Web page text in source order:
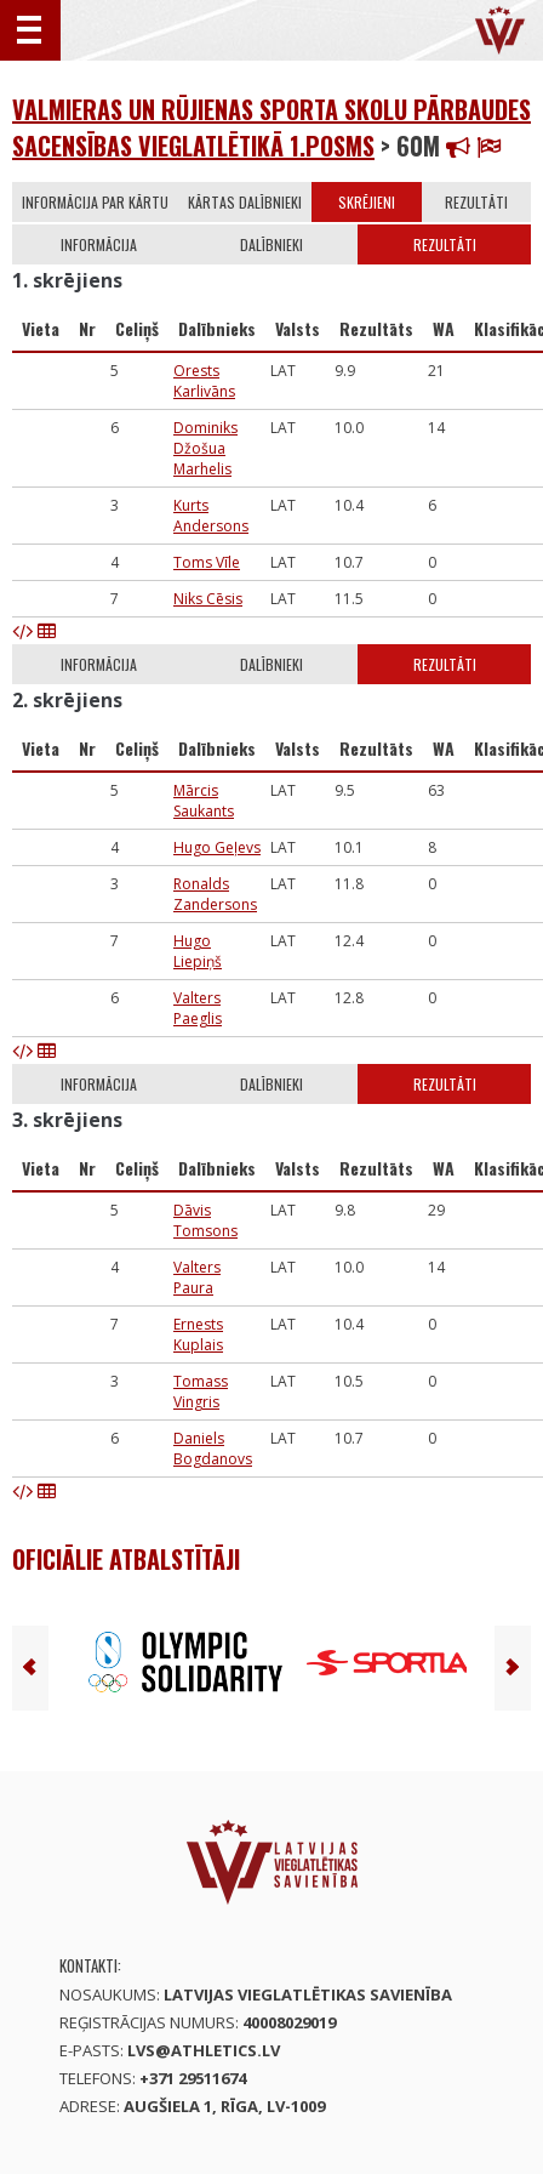
VALMIERAS UN RŪJIENAS SPORTA SKOLU PĀRBAUDES
SACENSĪBAS VIEGLATLĒTIKĀ 1.POSMS > 60M
INFORMĀCIJA PAR KĀRTU KĀRTAS DALĪBNIEKI SKRĒJIENI REZULTĀTI
INFORMĀCIJA DALĪBNIEKI REZULTĀTI
1. skrējiens
Vieta Nr Celiņš Dalībnieks Valsts Rezultāts WA
5
Orests
Karlivāns
LAT 9.9 21
6
Dominiks
Džošua
Marhelis
LAT 10.0 14
3
Kurts
Andersons
LAT 10.4 6
4 Toms Vīle LAT 10.7
0
7
Niks Cēsis LAT 11.5 0
INFORMĀCIJA DALĪBNIEKI REZULTĀTI
2. skrējiens
Vieta Nr Celiņš Dalībnieks Valsts Rezultāts WA
5
Mārcis
Saukants
LAT 9.5 63
4 Hugo Geļevs LAT 10.1
8
3
Ronalds
Zandersons
LAT 11.8 0
7
Hugo
Liepiņš
LAT 12.4 0
6
Valters
Paeglis
LAT 12.8 0
INFORMĀCIJA DALĪBNIEKI REZULTĀTI
3. skrējiens
Vieta Nr Celiņš Dalībnieks Valsts Rezultāts WA
5
Dāvis
Tomsons
LAT 9.8 29
4
Valters
Paura
LAT 10.0 14
7
Ernests
Kuplais
LAT 10.4 0
3
Tomass
Vingris
LAT 10.5 0
6
Daniels
Bogdanovs
LAT 10.7 0
OFICIĀLIE ATBALSTĪTĀJI
KONTAKTI:
NOSAUKUMS: LATVIJAS VIEGLATLĒTIKAS SAVIENĪBA
REĢISTRĀCIJAS NUMURS: 40008029019
E-PASTS: LVS@ATHLETICS.LV
TELEFONS: +371 29511674
ADRESE: AUGŠIELA 1, RĪGA, LV-1009